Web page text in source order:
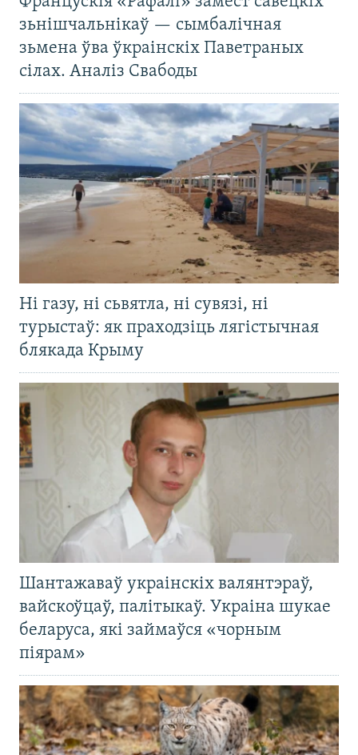
зьнішчальнікаў — сымбалічная
зьмена ўва ўкраінскіх Паветраных
сілах. Аналіз Свабоды
Ні газу, ні сьвятла, ні сувязі, ні
турыстаў: як праходзіць лягістычная
блякада Крыму
Шантажаваў украінскіх валянтэраў,
вайскоўцаў, палітыкаў. Украіна шукае
беларуса, які займаўся «чорным
піярам»